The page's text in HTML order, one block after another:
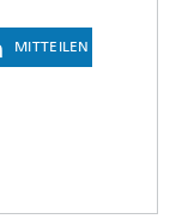
MITTEILEN